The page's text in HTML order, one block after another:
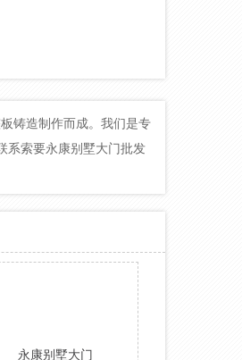
铸造制作而成。我们是专
系索要永康别墅大门批发